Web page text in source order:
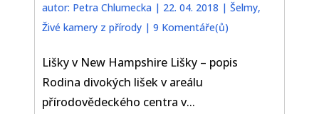
autor: Petra Chlumecka | 22. 04. 2018 |Šelmy,
Živé kamery z přírody |9 Komentáře(ů)
Lišky v New Hampshire Lišky – popis
Rodina divokých lišek v areálu
přírodovědeckého centra v...